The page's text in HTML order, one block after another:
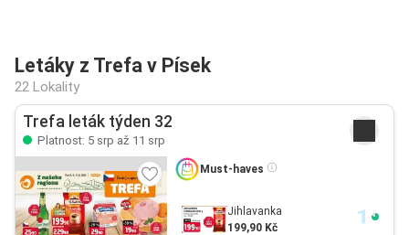
Letáky z Trefa v Písek
22 Lokality
Trefa leták týden 32
Platnost: 5 srp až 11 srp
Must-haves
Jihlavanka
199,90 Kč